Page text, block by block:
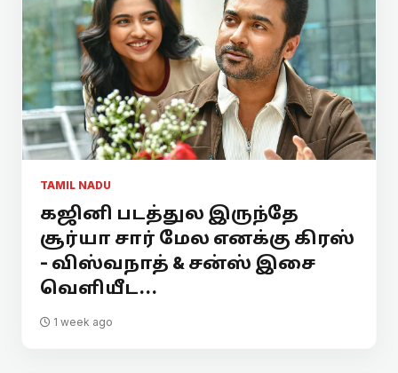
TAMIL NADU
கஜினி படத்துல இருந்தே
சூர்யா சார் மேல எனக்கு கிரஸ்
- விஸ்வநாத் & சன்ஸ் இசை
வெளியீட...
1 week ago